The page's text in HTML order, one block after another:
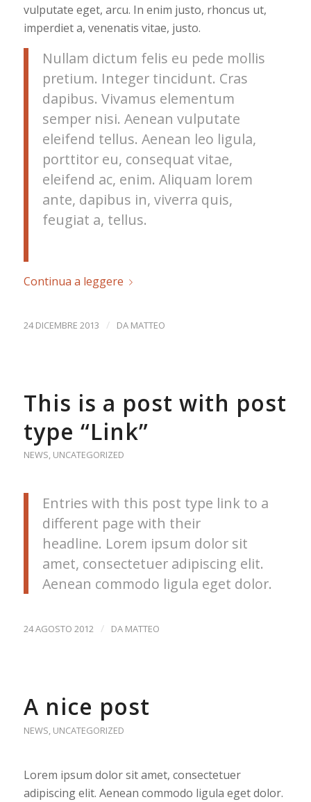
vulputate eget, arcu. In enim justo, rhoncus ut,
imperdiet a, venenatis vitae, justo.
Nullam dictum felis eu pede mollis
pretium. Integer tincidunt. Cras
dapibus. Vivamus elementum
semper nisi. Aenean vulputate
eleifend tellus. Aenean leo ligula,
porttitor eu, consequat vitae,
eleifend ac, enim. Aliquam lorem
ante, dapibus in, viverra quis,
feugiat a, tellus.
Continua a leggere
24 DICEMBRE 2013 / DA MATTEO
This is a post with post
type “Link”
NEWS, UNCATEGORIZED
Entries with this post type link to a
different page with their
headline. Lorem ipsum dolor sit
amet, consectetuer adipiscing elit.
Aenean commodo ligula eget dolor.
24 AGOSTO 2012 / DA MATTEO
A nice post
NEWS, UNCATEGORIZED
Lorem ipsum dolor sit amet, consectetuer
adipiscing elit. Aenean commodo ligula eget dolor.